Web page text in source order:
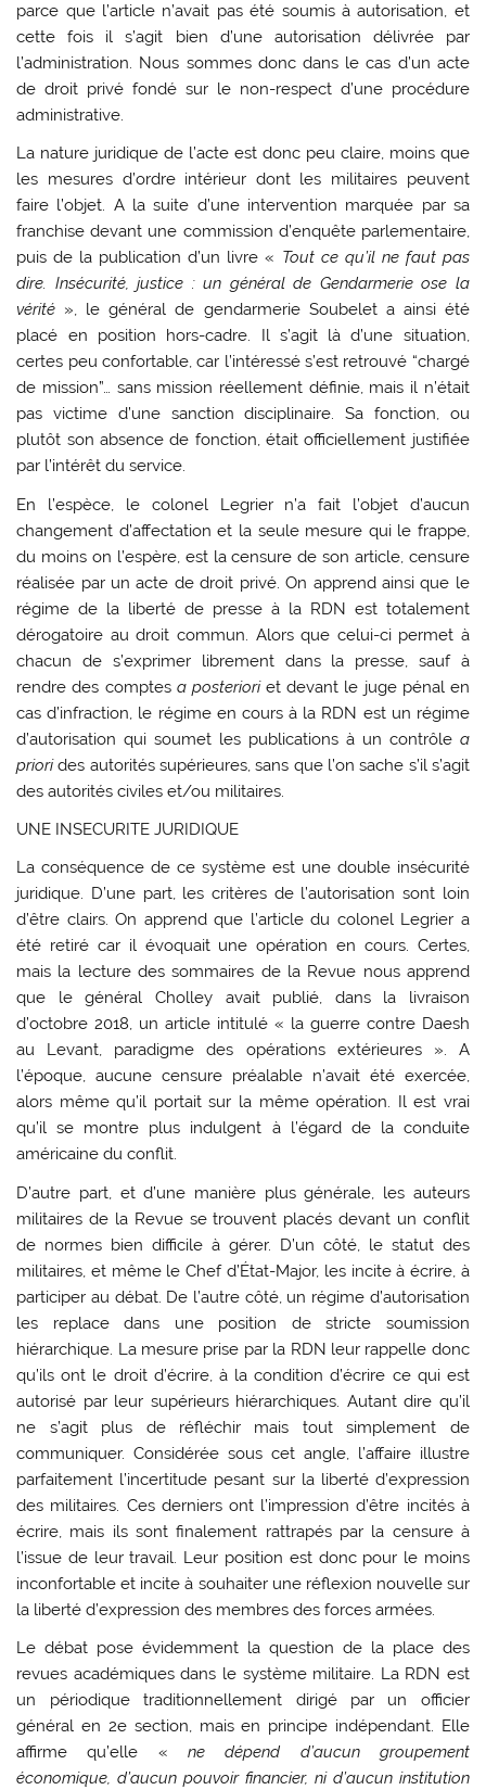
parce que l’article n’avait pas été soumis à autorisation, et
cette fois il s’agit bien d’une autorisation délivrée par
l’administration. Nous sommes donc dans le cas d’un acte
de droit privé fondé sur le non-respect d’une procédure
administrative.
La nature juridique de l’acte est donc peu claire, moins que
les mesures d’ordre intérieur dont les militaires peuvent
faire l’objet. A la suite d’une intervention marquée par sa
franchise devant une commission d’enquête parlementaire,
puis de la publication d’un livre « Tout ce qu’il ne faut pas
dire. Insécurité, justice : un général de Gendarmerie ose la
vérité », le général de gendarmerie Soubelet a ainsi été
placé en position hors-cadre. Il s’agit là d’une situation,
certes peu confortable, car l’intéressé s’est retrouvé “chargé
de mission”… sans mission réellement définie, mais il n’était
pas victime d’une sanction disciplinaire. Sa fonction, ou
plutôt son absence de fonction, était officiellement justifiée
par l’intérêt du service.
En l’espèce, le colonel Legrier n’a fait l’objet d’aucun
changement d’affectation et la seule mesure qui le frappe,
du moins on l’espère, est la censure de son article, censure
réalisée par un acte de droit privé. On apprend ainsi que le
régime de la liberté de presse à la RDN est totalement
dérogatoire au droit commun. Alors que celui-ci permet à
chacun de s’exprimer librement dans la presse, sauf à
rendre des comptes a posterioriet devant le juge pénal en
cas d’infraction, le régime en cours à la RDN est un régime
d’autorisation qui soumet les publications à un contrôle a
priorides autorités supérieures, sans que l’on sache s’il s’agit
des autorités civiles et/ou militaires.
UNE INSECURITE JURIDIQUE
La conséquence de ce système est une double insécurité
juridique. D’une part, les critères de l’autorisation sont loin
d’être clairs. On apprend que l’article du colonel Legrier a
été retiré car il évoquait une opération en cours. Certes,
mais la lecture des sommaires de la Revue nous apprend
que le général Cholley avait publié, dans la livraison
d’octobre 2018, un article intitulé « la guerre contre Daesh
au Levant, paradigme des opérations extérieures ». A
l’époque, aucune censure préalable n’avait été exercée,
alors même qu’il portait sur la même opération. Il est vrai
qu’il se montre plus indulgent à l’égard de la conduite
américaine du conflit.
D’autre part, et d’une manière plus générale, les auteurs
militaires de la Revue se trouvent placés devant un conflit
de normes bien difficile à gérer. D’un côté, le statut des
militaires, et même le Chef d’État-Major, les incite à écrire, à
participer au débat. De l’autre côté, un régime d’autorisation
les replace dans une position de stricte soumission
hiérarchique. La mesure prise par la RDN leur rappelle donc
qu’ils ont le droit d’écrire, à la condition d’écrire ce qui est
autorisé par leur supérieurs hiérarchiques. Autant dire qu’il
ne s’agit plus de réfléchir mais tout simplement de
communiquer. Considérée sous cet angle, l’affaire illustre
parfaitement l’incertitude pesant sur la liberté d’expression
des militaires. Ces derniers ont l’impression d’être incités à
écrire, mais ils sont finalement rattrapés par la censure à
l’issue de leur travail. Leur position est donc pour le moins
inconfortable et incite à souhaiter une réflexion nouvelle sur
la liberté d’expression des membres des forces armées.
Le débat pose évidemment la question de la place des
revues académiques dans le système militaire. La RDN est
un périodique traditionnellement dirigé par un officier
général en 2e section, mais en principe indépendant. Elle
affirme qu’elle « ne dépend d’aucun groupement
économique, d’aucun pouvoir financier, ni d’aucun institution